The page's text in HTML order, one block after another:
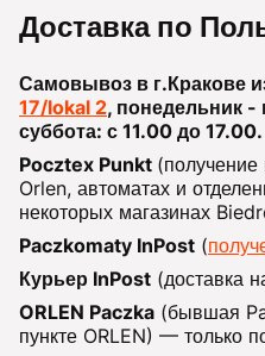
Доставка по
Самовывоз в г.Кракове
17/lokal 2, понедельник -
суббота: с 11.00 до 17.00.
Pocztex Punkt
Orlen, автоматах и
некоторых магазинах
Paczkomaty InPost (
Курьер InPost (доставка
ORLEN Paczka (бывшая
пункте ORLEN) — только